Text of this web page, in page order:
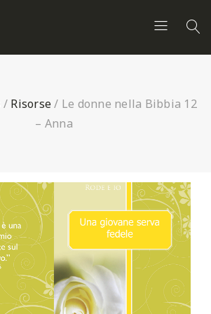
/ Risorse/ Le donne nella Bibbia 12
– Anna